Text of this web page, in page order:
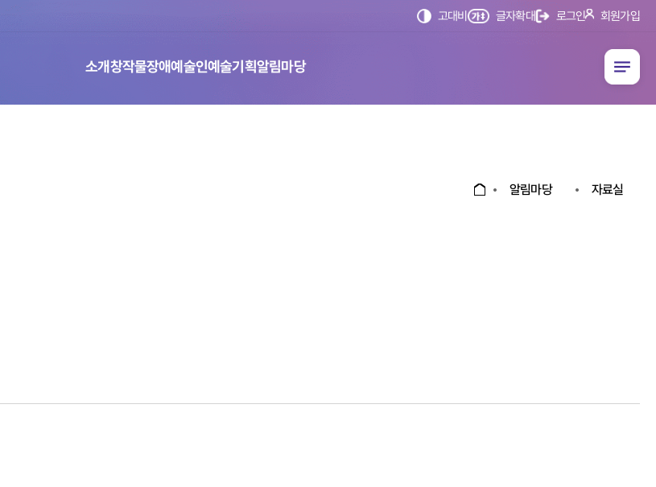
고대비 글자확대 로그인 회원가입
소개창작물장애예술인예술기획알림마당선택됨
알림마당 자료실